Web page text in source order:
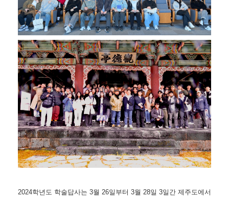
2024학년도 학술답사는 3월 26일부터 3월 28일 3일간 제주도에서